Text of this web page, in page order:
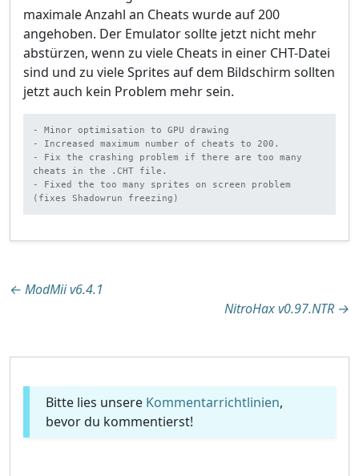
maximale Anzahl an Cheats wurde auf 200
angehoben. Der Emulator sollte jetzt nicht mehr
abstürzen, wenn zu viele Cheats in einer CHT-Datei
sind und zu viele Sprites auf dem Bildschirm sollten
jetzt auch kein Problem mehr sein.
- Minor optimisation to GPU drawing
- Increased maximum number of cheats to 200.
- Fix the crashing problem if there are too many
cheats in the .CHT file.
- Fixed the too many sprites on screen problem
(fixes Shadowrun freezing)
Beitragsnavigation
← ModMii v6.4.1
NitroHax v0.97.NTR →
Bitte lies unsere Kommentarrichtlinien,
bevor du kommentierst!